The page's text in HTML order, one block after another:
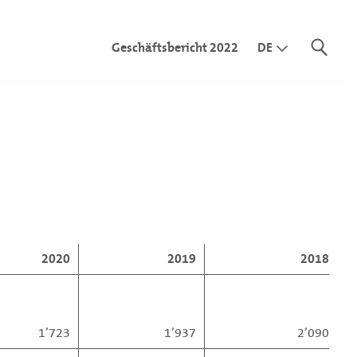
Geschäftsbericht 2022
DE
2020 2019 2018
1’723 1’937
2’090